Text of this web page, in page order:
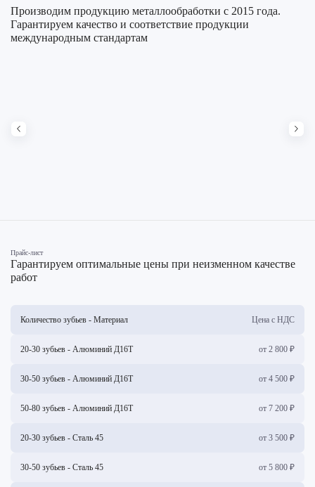
Производим продукцию металлообработки с 2015 года.
Гарантируем качество и соответствие продукции
международным стандартам
Прайс-лист
Гарантируем оптимальные цены при неизменном качестве
работ
Количество зубьев - Материал Цена с НДС
20-30 зубьев - Алюминий Д16Т от 2 800 ₽
30-50 зубьев - Алюминий Д16Т от 4 500 ₽
50-80 зубьев - Алюминий Д16Т от 7 200 ₽
20-30 зубьев - Сталь 45 от 3 500 ₽
30-50 зубьев - Сталь 45 от 5 800 ₽